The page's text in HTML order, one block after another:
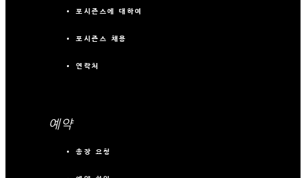
포시즌스에 대하여
포시즌스 채용
연락처
예약
송장 요청